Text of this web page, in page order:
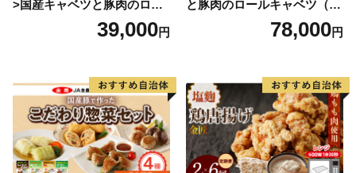
>国産キャベツと豚肉のロー
ルキャベツ（4P入り）
39,000円
と豚肉のロールキャベツ（4P
78,000円